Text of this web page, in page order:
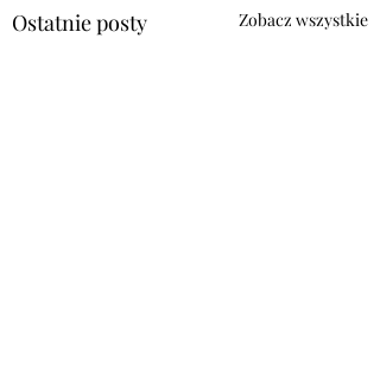
Ostatnie posty Zobacz wszystkie